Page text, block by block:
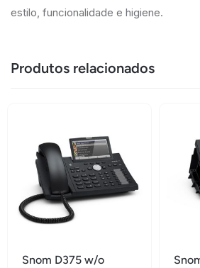
estilo, funcionalidade e higiene.
Produtos relacionados
Snom D375 w/o